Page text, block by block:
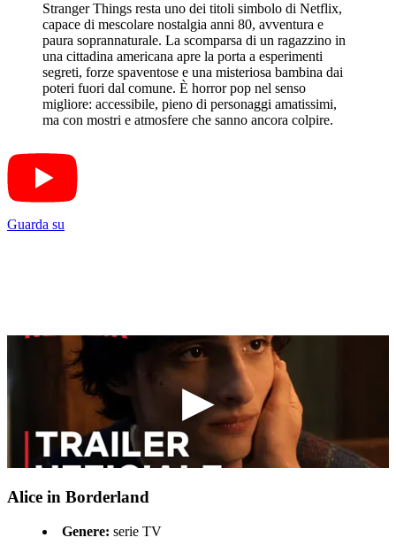
Stranger Things resta uno dei titoli simbolo di Netflix,
capace di mescolare nostalgia anni 80, avventura e
paura soprannaturale. La scomparsa di un ragazzino in
una cittadina americana apre la porta a esperimenti
segreti, forze spaventose e una misteriosa bambina dai
poteri fuori dal comune. È horror pop nel senso
migliore: accessibile, pieno di personaggi amatissimi,
ma con mostri e atmosfere che sanno ancora colpire.
Guarda su
Alice in Borderland
Genere: serie TV